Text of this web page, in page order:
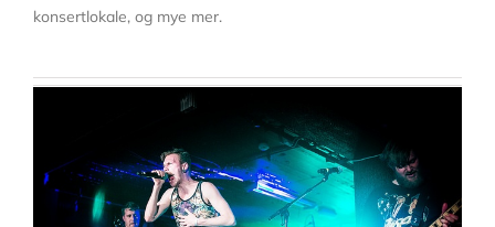
konsertlokale, og mye mer.